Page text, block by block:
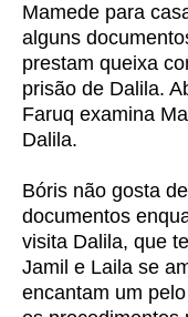
Mamede para
alguns
prestam queixa
prisão de Dalila.
Faruq examina
Dalila.
Bóris não gosta
documentos
visita Dalila, que
Jamil e Laila se
encantam um